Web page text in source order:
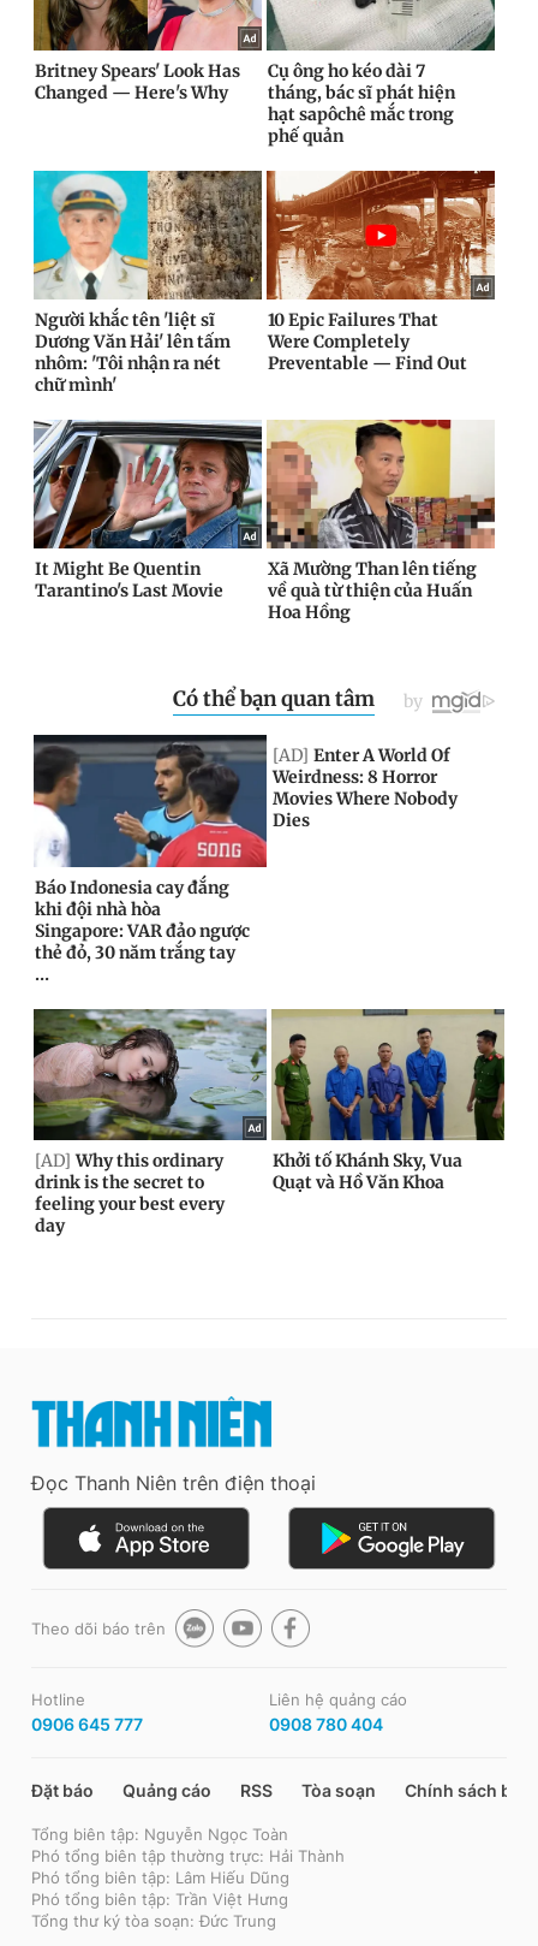
Đọc Thanh Niên trên điện thoại
Theo dõi báo trên
Hotline
0906 645 777
Liên hệ quảng cáo
0908 780 404
Đặt báo Quảng cáo RSS Tòa soạn Chính sách bảo
Tổng biên tập: Nguyễn Ngọc Toàn
Phó tổng biên tập thường trực: Hải Thành
Phó tổng biên tập: Lâm Hiếu Dũng
Phó tổng biên tập: Trần Việt Hưng
Tổng thư ký tòa soạn: Đức Trung